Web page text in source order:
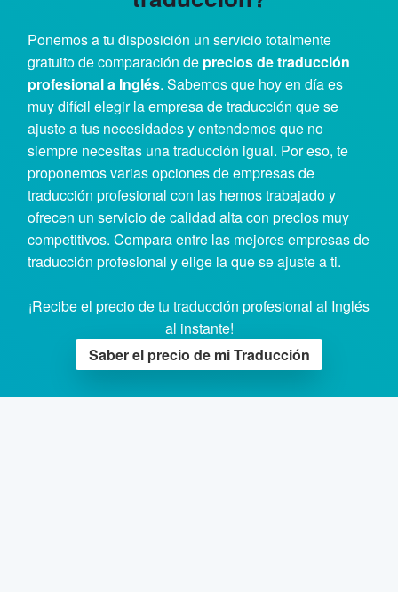
Ponemos a tu disposición un servicio totalmente
gratuito de comparación de precios de traducción
profesional a Inglés. Sabemos que hoy en día es
muy difícil elegir la empresa de traducción que se
ajuste a tus necesidades y entendemos que no
siempre necesitas una traducción igual. Por eso, te
proponemos varias opciones de empresas de
traducción profesional con las hemos trabajado y
ofrecen un servicio de calidad alta con precios muy
competitivos. Compara entre las mejores empresas de
traducción profesional y elige la que se ajuste a ti.
¡Recibe el precio de tu traducción profesional al Inglés
al instante!
Saber el precio de mi Traducción